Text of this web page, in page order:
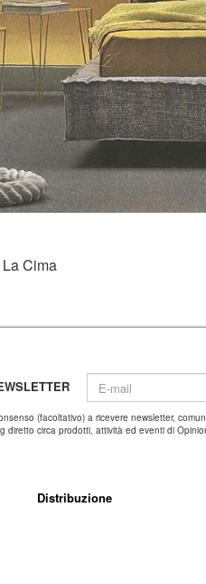
Cima
(facoltativo) a ricevere newsletter,
diretto circa prodotti, attività ed eventi di
Distribuzione